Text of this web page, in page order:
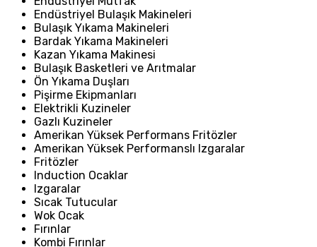
Endüstriyel Bulaşık Makineleri
Bulaşık Yıkama Makineleri
Bardak Yıkama Makineleri
Kazan Yıkama Makinesi
Bulaşık Basketleri ve Arıtmalar
Ön Yıkama Duşları
Pişirme Ekipmanları
Elektrikli Kuzineler
Gazlı Kuzineler
Amerikan Yüksek Performans Fritözler
Amerikan Yüksek Performanslı Izgaralar
Fritözler
Induction Ocaklar
Izgaralar
Sıcak Tutucular
Wok Ocak
Fırınlar
Kombi Fırınlar